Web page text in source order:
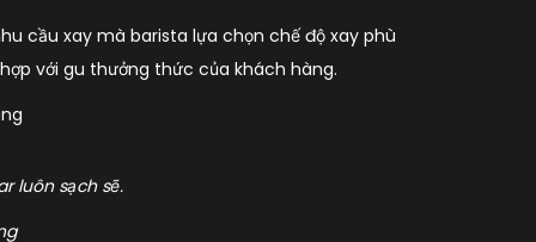
cầu xay mà barista lựa chọn chế độ xay phù
với gu thưởng thức của khách hàng.
luôn sạch sẽ.